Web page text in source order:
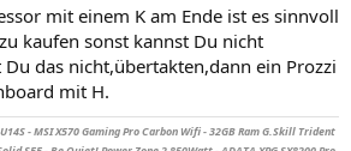
mit einem K am Ende ist es sinnvoll
kaufen sonst kannst Du nicht
das nicht,übertakten,dann ein Prozzi
mit H.
- MSI X570 Gaming Pro Carbon Wifi - 32GB Ram G.Skill Trident